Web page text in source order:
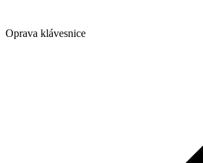
Oprava klávesnice